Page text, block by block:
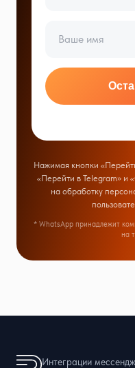
Нажимая кнопки
«Перейти в Telegram» и
на обработку
* WhatsApp принадлежит
на
Интеграции